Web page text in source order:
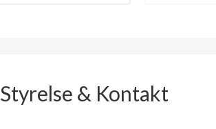
Styrelse & Kontakt